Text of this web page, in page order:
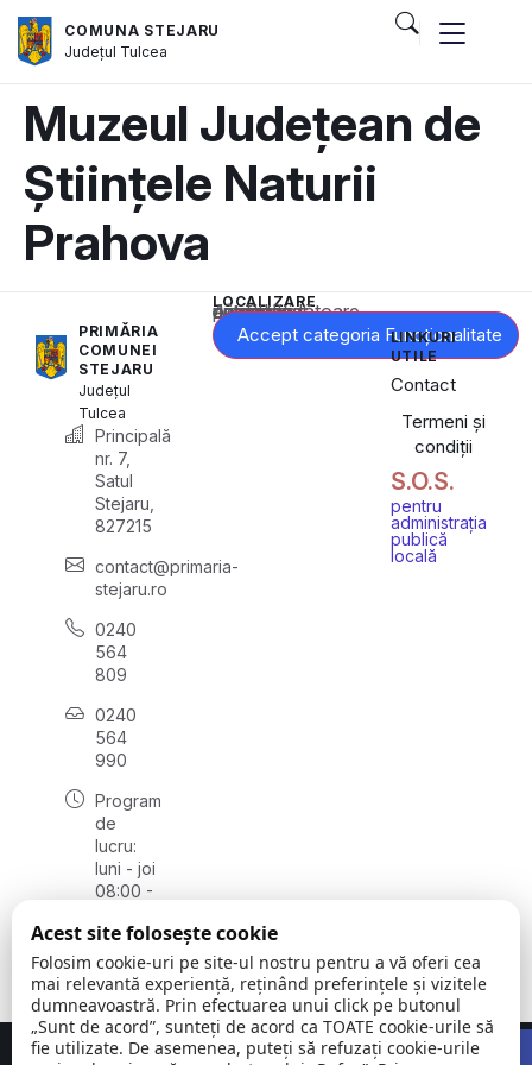
COMUNA STEJARU
Județul Tulcea
Muzeul Județean de
Științele Naturii
Prahova
PRIMĂRIA
COMUNEI
STEJARU
Județul
Tulcea
Principală
nr. 7,
Satul
Stejaru,
827215
contact@primaria-
stejaru.ro
0240
564
809
0240
564
990
Program
de
lucru:
luni - joi
08:00 -
vineri
08:00 -
14:00
LOCALIZARE
Acest conținut este blocat până când acceptați categoria corespunzătoare de cookie-uri.
Accept categoria Funcționalitate
LINKURI
UTILE
Contact
Termeni și
condiții
S.O.S.
pentru
administrația
publică
locală
Acest site folosește cookie
Folosim cookie-uri pe site-ul nostru pentru a vă oferi cea
mai relevantă experiență, reținând preferințele și vizitele
dumneavoastră. Prin efectuarea unui click pe butonul
„Sunt de acord”, sunteți de acord ca TOATE cookie-urile să
fie utilizate. De asemenea, puteți să refuzați cookie-urile